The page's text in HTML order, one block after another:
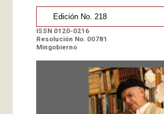
ISSN 0120-0216
Resolución No. 00781
Mingobierno